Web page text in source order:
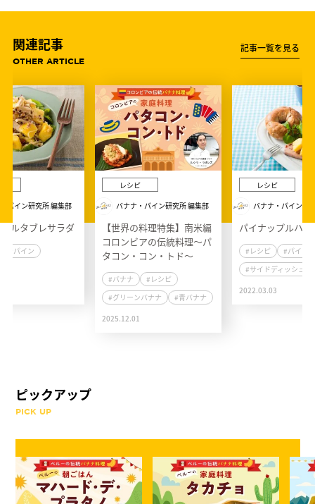
関連記事
OTHER ARTICLE
記事一覧を見る
パイン研究所 編集部
ルタブレサラダ
#パイン
レシピ
バナナ・パイン研究所 編集部
【世界の料理特集】南米編
コロンビアの伝統料理～パ
タコン・コン・トド～
#バナナ
#レシピ
#グリーンバナナ
#青バナナ
2025.12.01
レシピ
バナナ・パイン研
パイナップルハ
#レシピ
#パイン
#サイドディッシュ
2022.03.03
ピックアップ
PICK UP